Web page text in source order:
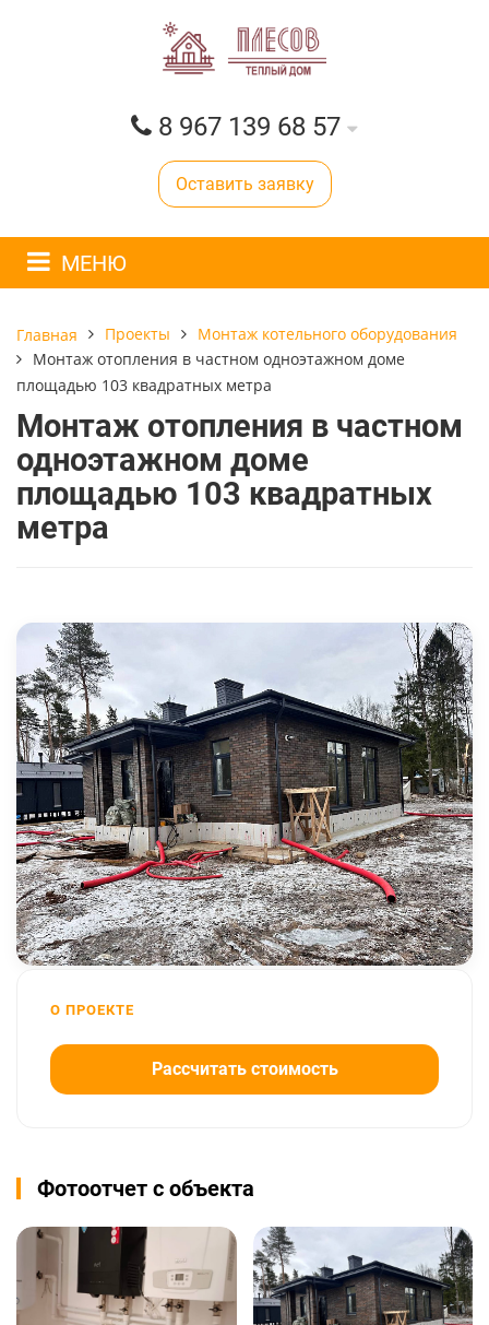
8 967 139 68 57
Оставить заявку
МЕНЮ
Главная Проекты
Монтаж котельного оборудования
Монтаж отопления в частном одноэтажном доме
площадью 103 квадратных метра
Монтаж отопления в частном
одноэтажном доме
площадью 103 квадратных
метра
О ПРОЕКТЕ
Рассчитать стоимость
Фотоотчет с объекта